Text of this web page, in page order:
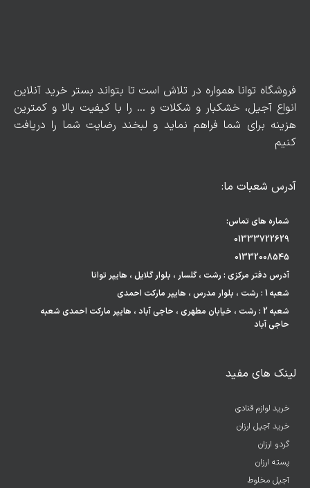
فروشگاه توانا همواره در تلاش است تا بتواند بستر خرید آنلاین
انواع آجیل، خشکبار و شکلات و … را با کیفیت بالا و کمترین
هزینه برای شما فراهم نماید و لبخند رضایت شما را دریافت
کنیم
آدرس شعبات ما:
شماره های تماس:
01333722629
01332008545
آدرس دفتر مرکزی : رشت ، گلسار ، بلوار گلایل ، هایپر توانا
شعبه 1 : رشت ، بلوار مدرس ، هایپر مارکت احمدی
شعبه 2 : رشت ، خیابان مطهری ، حاجی آباد ، هایپر مارکت احمدی شعبه
حاجی آباد
لینک های مفید
خرید لوازم قنادی
خرید آجیل ارزان
گردو ارزان
پسته ارزان
آجیل مخلوط